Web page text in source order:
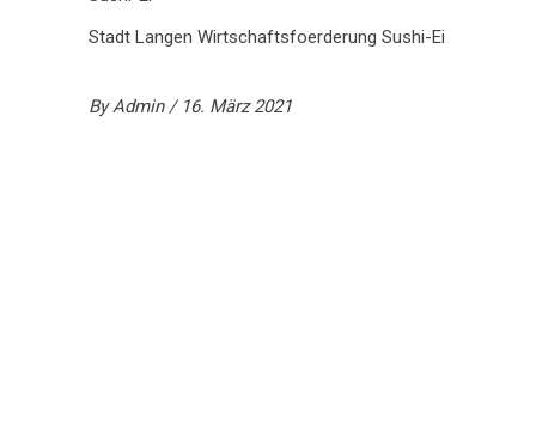
Stadt Langen Wirtschaftsfoerderung Sushi-Ei
ByAdmin 16. März 2021